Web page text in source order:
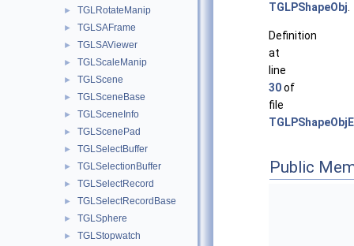
► TGLRotateManip
► TGLSAFrame
► TGLSAViewer
► TGLScaleManip
► TGLScene
► TGLSceneBase
► TGLSceneInfo
► TGLScenePad
► TGLSelectBuffer
► TGLSelectionBuffer
► TGLSelectRecord
► TGLSelectRecordBase
► TGLSphere
► TGLStopwatch
TGLPShapeObj
Definition
at
line
30of
file
Public